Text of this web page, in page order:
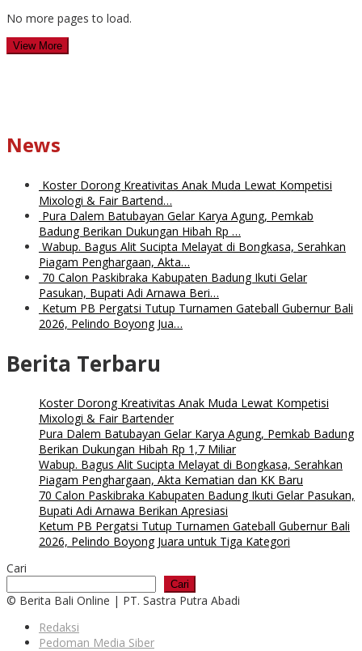
No more pages to load.
View More
News
Koster Dorong Kreativitas Anak Muda Lewat Kompetisi
Mixologi & Fair Bartend…
Pura Dalem Batubayan Gelar Karya Agung, Pemkab
Badung Berikan Dukungan Hibah Rp …
Wabup. Bagus Alit Sucipta Melayat di Bongkasa, Serahkan
Piagam Penghargaan, Akta…
70 Calon Paskibraka Kabupaten Badung Ikuti Gelar
Pasukan, Bupati Adi Arnawa Beri…
Ketum PB Pergatsi Tutup Turnamen Gateball Gubernur Bali
2026, Pelindo Boyong Jua…
Berita Terbaru
Koster Dorong Kreativitas Anak Muda Lewat Kompetisi
Mixologi & Fair Bartender
Pura Dalem Batubayan Gelar Karya Agung, Pemkab Badung
Berikan Dukungan Hibah Rp 1,7 Miliar
Wabup. Bagus Alit Sucipta Melayat di Bongkasa, Serahkan
Piagam Penghargaan, Akta Kematian dan KK Baru
70 Calon Paskibraka Kabupaten Badung Ikuti Gelar Pasukan,
Bupati Adi Arnawa Berikan Apresiasi
Ketum PB Pergatsi Tutup Turnamen Gateball Gubernur Bali
2026, Pelindo Boyong Juara untuk Tiga Kategori
Cari
Cari
© Berita Bali Online | PT. Sastra Putra Abadi
Redaksi
Pedoman Media Siber